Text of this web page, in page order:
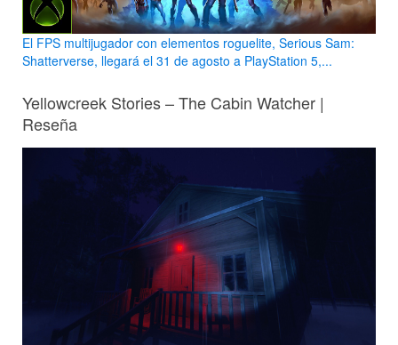
El FPS multijugador con elementos roguelite, Serious Sam:
Shatterverse, llegará el 31 de agosto a PlayStation 5,...
Yellowcreek Stories – The Cabin Watcher |
Reseña